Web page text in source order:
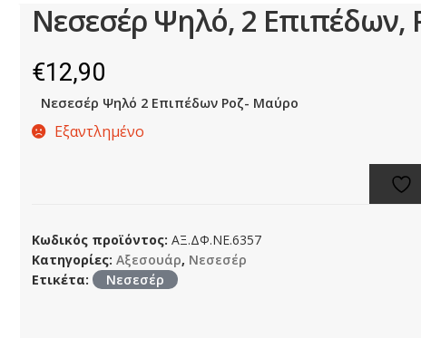
Νεσεσέρ Ψηλό, 2 Επιπέδων,
€12,90
Νεσεσέρ Ψηλό 2 Επιπέδων Ροζ- Μαύρο
Εξαντλημένο
Κωδικός προϊόντος: ΑΞ.ΔΦ.ΝΕ.6357
Κατηγορίες: Αξεσουάρ, Νεσεσέρ
Ετικέτα:
Νεσεσέρ